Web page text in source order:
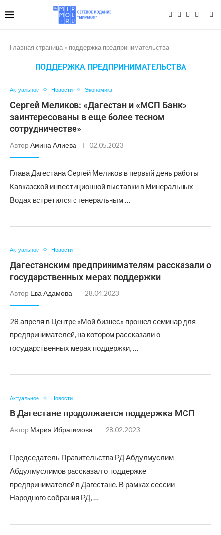
Главная страница » поддержка предпринимательства
ПОДДЕРЖКА ПРЕДПРИНИМАТЕЛЬСТВА
Актуальное Новости Экономика
Сергей Меликов: «Дагестан и «МСП Банк»
заинтересованы в ещe более тесном
сотрудничестве»
Автор Амина Алиева 02.05.2023
Глава Дагестана Сергей Меликов в первый день работы
Кавказской инвестиционной выставки в Минеральных
Водах встретился с генеральным …
Актуальное Новости
Дагестанским предпринимателям рассказали о
государственных мерах поддержки
Автор Ева Адамова 28.04.2023
28 апреля в Центре «Мой бизнес» прошел семинар для
предпринимателей, на котором рассказали о
государственных мерах поддержки, …
Актуальное Новости
В Дагестане продолжается поддержка МСП
Автор Мария Ибрагимова 28.02.2023
Председатель Правительства РД Абдулмуслим
Абдулмуслимов рассказал о поддержке
предпринимателей в Дагестане. В рамках сессии
Народного собрания РД, …